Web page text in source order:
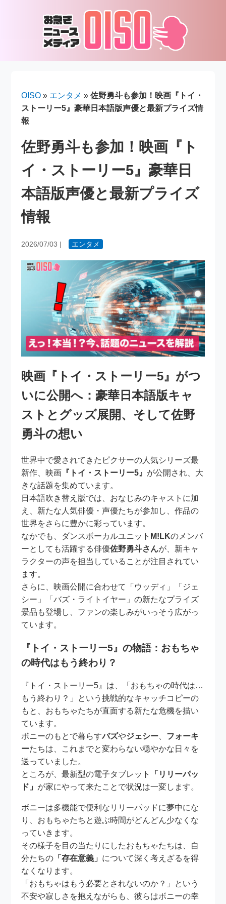
OISO » エンタメ »佐野勇斗も参加！映画『トイ・
ストーリー5』豪華日本語版声優と最新プライズ情
報
佐野勇斗も参加！映画『ト
イ・ストーリー5』豪華日
本語版声優と最新プライズ
情報
2026/07/03 | エンタメ
映画『トイ・ストーリー5』がつ
いに公開へ：豪華日本語版キャ
ストとグッズ展開、そして佐野
勇斗の想い
世界中で愛されてきたピクサーの人気シリーズ最
新作、映画 『トイ・ストーリー5』 が公開され、大
きな話題を集めています。
日本語吹き替え版では、おなじみのキャストに加
え、新たな人気俳優・声優たちが参加し、作品の
世界をさらに豊かに彩っています。
なかでも、ダンスボーカルユニット M!LKのメンバ
ーとしても活躍する俳優佐野勇斗さんが、新キャ
ラクターの声を担当していることが注目されてい
ます。
さらに、映画公開に合わせて「ウッディ」「ジェ
シー」「バズ・ライトイヤー」の新たなプライズ
景品も登場し、ファンの楽しみがいっそう広がっ
ています。
『トイ・ストーリー5』の物語：おもちゃ
の時代はもう終わり？
『トイ・ストーリー5』は、「おもちゃの時代は…
もう終わり？」という挑戦的なキャッチコピーの
もと、おもちゃたちが直面する新たな危機を描い
ています。
ボニーのもとで暮らすバズやジェシー、 フォーキ
ーたちは、これまでと変わらない穏やかな日々を
送っていました。
ところが、最新型の電子タブレット
「リリーパッ
ド」 が家にやって来たことで状況は一変します。
ボニーは多機能で便利なリリーパッドに夢中にな
り、おもちゃたちと遊ぶ時間がどんどん少なくな
っていきます。
その様子を目の当たりにしたおもちゃたちは、自
分たちの 「存在意義」 について深く考えざるを得
なくなります。
「おもちゃはもう必要とされないのか？」という
不安や寂しさを抱えながらも、彼らはボニーの幸